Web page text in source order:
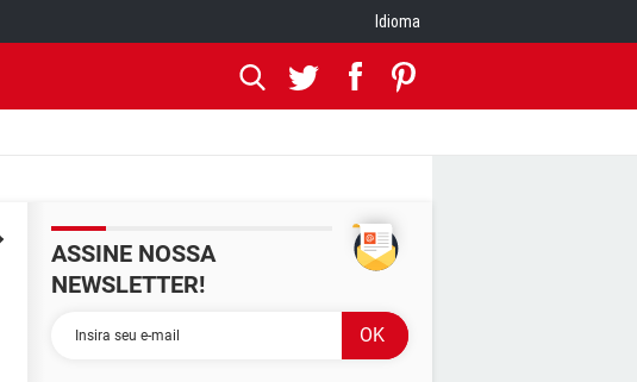
Idioma
ASSINE NOSSA
NEWSLETTER!